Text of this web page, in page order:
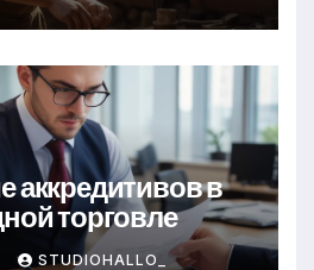
в
торговле
STUDIOHALLO_